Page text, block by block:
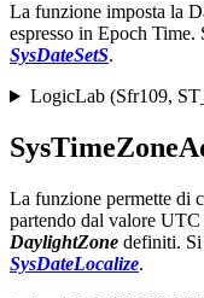
La funzione imposta la
espresso in Epoch
SysDateSetS.
LogicLab (Sfr109,
La funzione permette di
partendo dal valore
DaylightZone definiti.
SysDateLocalize.